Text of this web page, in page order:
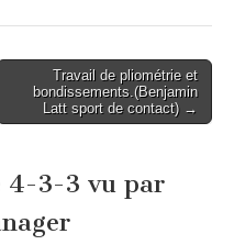
Travail de pliométrie et
bondissements.(Benjamin
Latt sport de contact) →
4-3-3 vu par